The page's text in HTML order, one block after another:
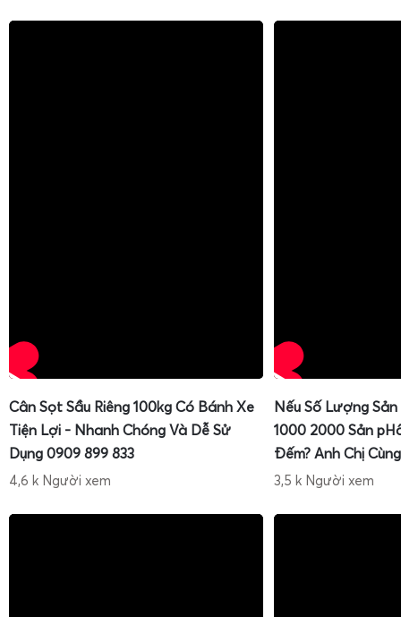
Cân Sọt Sầu Riêng 100kg Có Bánh Xe
Tiện Lợi - Nhanh Chóng Và Dễ Sử
Dụng 0909 899 833
4,6 k Người xem
Nếu Số Lượng
1000 2000 Sản
Đếm? Anh Chị
3,5 k Người xem